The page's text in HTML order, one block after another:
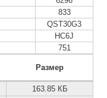
833
QST30G3
HC6J
751
Размер
163.85 КБ